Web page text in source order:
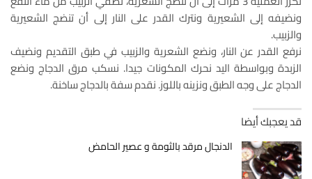
ونضيفه إلى الشعيرية ونترك القدر على النار إلى أن تنضج الشعيرية
والزبيب.
نرفع القدر عن النار، ونضع الشعرية والزبيب في طبق التقديم ونضيف
الزبدة وبواسطة اليد نحرك المكونات جيدا. نسكب مرق الدجاج ونضع
الدجاج على وجه الطبق ونزينه باللوز. نقدم سفة بالدجاج ساخنة.
قد يعجبك أيضا
الدنجال مرقد بالثومة و عصير الحامض